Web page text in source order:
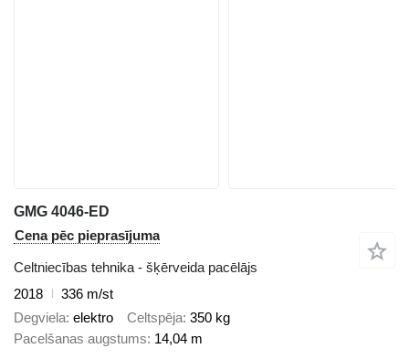
GMG 4046-ED
Cena pēc pieprasījuma
Celtniecības tehnika - šķērveida pacēlājs
2018
336 m/st
Degviela elektro Celtspēja 350 kg
Pacelšanas augstums 14,04 m